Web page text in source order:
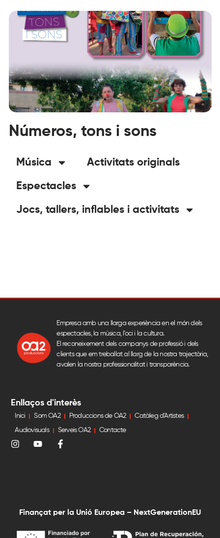
Números, tons i sons
Música Activitats originals
Espectacles
Jocs, tallers, inflables i activitats
Empresa amb una llarga experiència en el món dels
espectacles, la música, l’oci i la cultura.
El reconeixement dels companys de professió i dels
clients que em treballat al llarg de la nostra trajectòria,
avalen la nostra professionalitat i transparència.
Enllaços d'interès
Inici Som OA2 Produccions de OA2 Catàleg d’Artistes
Audiovisuals Serveis OA2 Contacte
Finançat per la Unió Europea – NextGenerationEU